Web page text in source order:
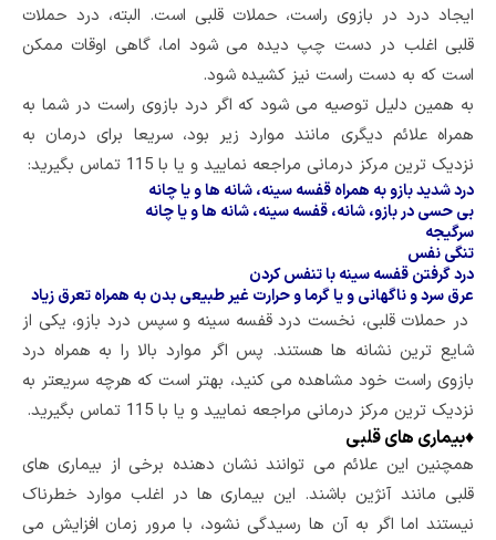
ایجاد درد در بازوی راست، حملات قلبی است. البته، درد حملات
قلبی اغلب در دست چپ دیده می شود اما، گاهی اوقات ممکن
است که به دست راست نیز کشیده شود.
به همین دلیل توصیه می شود که اگر درد بازوی راست در شما به
همراه علائم دیگری مانند موارد زیر بود، سریعا برای درمان به
نزدیک ترین مرکز درمانی مراجعه نمایید و یا با 115 تماس بگیرید:
درد شدید بازو به همراه قفسه سینه، شانه ها و یا چانه
بی حسی در بازو، شانه، قفسه سینه، شانه ها و یا چانه
سرگیجه
تنگی نفس
درد گرفتن قفسه سینه با تنفس کردن
عرق سرد و ناگهانی و یا گرما و حرارت غیر طبیعی بدن به همراه تعرق زیاد
در حملات قلبی، نخست درد قفسه سینه و سپس درد بازو، یکی از
شایع ترین نشانه ها هستند. پس اگر موارد بالا را به همراه درد
بازوی راست خود مشاهده می کنید، بهتر است که هرچه سریعتر به
نزدیک ترین مرکز درمانی مراجعه نمایید و یا با 115 تماس بگیرید.
♦بیماری های قلبی
همچنین این علائم می توانند نشان دهنده برخی از بیماری های
قلبی مانند آنژین باشند. این بیماری ها در اغلب موارد خطرناک
نیستند اما اگر به آن ها رسیدگی نشود، با مرور زمان افزایش می